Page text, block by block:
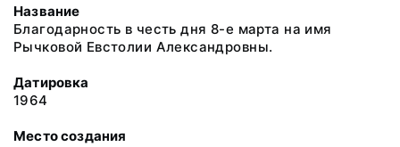
Название
Благодарность в честь дня 8-е марта на имя
Рычковой Евстолии Александровны.
Датировка
1964
Место создания